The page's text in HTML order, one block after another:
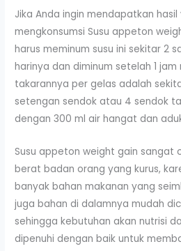
Jika Anda ingin mendapatkan
mengkonsumsi Susu appeton
harus meminum susu ini sekitar 2
harinya dan diminum setelah 1 jam
takarannya per gelas adalah
setengan sendok atau 4 sendok
dengan 300 ml air hangat dan
Susu appeton weight gain sangat
berat badan orang yang kurus,
banyak bahan makanan yang
juga bahan di dalamnya mudah
sehingga kebutuhan akan nutrisi
dipenuhi dengan baik untuk